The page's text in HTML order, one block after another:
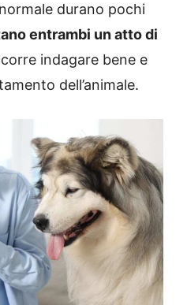
durano pochi
entrambi un atto di
indagare bene e
dell’animale.